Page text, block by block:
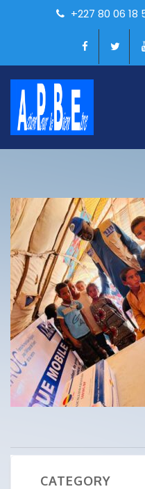
+227 80 06 18
CATEGORY